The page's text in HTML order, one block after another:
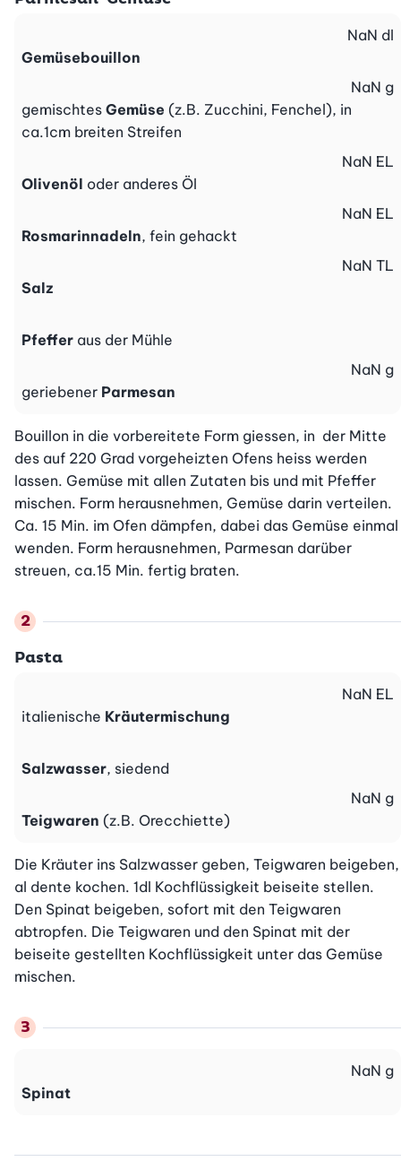
Gemüsebouillon
NaN dl
gemischtes Gemüse (z.B. Zucchini, Fenchel), in
ca.1cm breiten Streifen
NaN g
Olivenöl oder anderes Öl
NaN EL
Rosmarinnadeln, fein gehackt
NaN EL
Salz
NaN TL
Pfeffer aus der Mühle
geriebener Parmesan
NaN g
Bouillon in die vorbereitete Form giessen, in  der Mitte
des auf 220 Grad vorgeheizten Ofens heiss werden
lassen. Gemüse mit allen Zutaten bis und mit Pfeffer
mischen. Form herausnehmen, Gemüse darin verteilen.
Ca. 15 Min. im Ofen dämpfen, dabei das Gemüse einmal
wenden. Form herausnehmen, Parmesan darüber
streuen, ca.15 Min. fertig braten.
Pasta
italienische Kräutermischung
NaN EL
Salzwasser, siedend
Teigwaren (z.B. Orecchiette)
NaN g
Die Kräuter ins Salzwasser geben, Teigwaren beigeben,
al dente kochen. 1dl Kochflüssigkeit beiseite stellen.
Den Spinat beigeben, sofort mit den Teigwaren
abtropfen. Die Teigwaren und den Spinat mit der
beiseite gestellten Kochflüssigkeit unter das Gemüse
mischen.
Spinat
NaN g